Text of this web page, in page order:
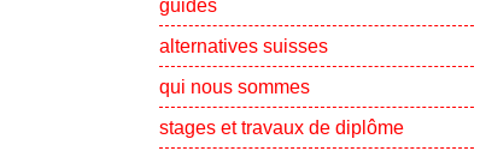
guides
alternatives suisses
qui nous sommes
stages et travaux de diplôme